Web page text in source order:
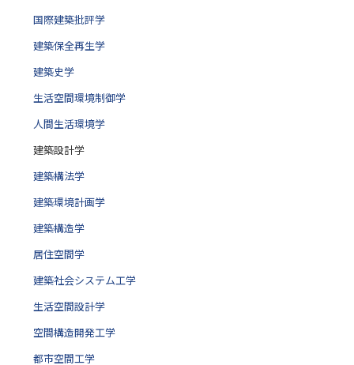
国際建築批評学
建築保全再生学
建築史学
生活空間環境制御学
人間生活環境学
建築設計学
建築構法学
建築環境計画学
建築構造学
居住空間学
建築社会システム工学
生活空間設計学
空間構造開発工学
都市空間工学